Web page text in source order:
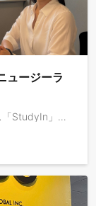
ュージーラ
■求人概要 国内No.1の海外教育旅行サービス「StudyIn」で活躍するニュージーランド拠点の立ち上げ責任者候補、もしくは拠点メンバーを募集します。 動画メディアを共通基盤として海外事業を急成長させている株式会社ブルードは、取扱高を三桁億から四桁億へスケールするフェーズにいます。自己資本経営、取扱高約三桁億、営業利益一桁億、日本最大級の教育旅行サービスを運営しており、これから世界で教育旅行サービスの垂直統合モデルを実現し、世界で最も人々のライフチェンジをサポートする企業になりたいと考えています。 ■業務イメージ 海外教育旅行サービスのニュージーランド拠点立ち上げと現地での事業開発を担当いただきます。 ■求人概要 現在、教育旅行サービスでは、留学前・中・後で一気通貫のサービス提供を強固にすべく、留学中に当たる海外拠点の立ち上げを積極的に行っています。現地では、顧客を直接サポートするサービスや、仕事、住まい、コミュニティ、ビザ、移住などのサポートのみならず、現地顧客に特化した留学AXサービスの立ち上げ、学校法人に向けた新しい教育体験プログラムの開発を現地の教育機関と協業で行います。 ニュージーランドでの事業開発、事業企画、組織構築、組織マネジメントなど、事業をスケールさせる上で必要な業務を任せ、非連続な成長を推進していただきます。 ■仕事イメージ - 現地でのカスタマーサポート機能を構築 - 仕事、住まい、ビザ、移住サポートサービスの開発 - 現地にて教育旅行サービスの立ち上げ - 教育体験プログラムの開発 - 組織構築、マネジメント ■顧客のイメージ 対象顧客は、大別して二つのカテゴリーに分類されます。一つは、日本からニュージーランドに留学、または研修をする個人・企業・学校団体の顧客です。現地での仕事や住まいや移住のためのサービス提供を行います。 二つは、すでに現地で留学中の日本人と外国人の顧客です。現地での転校や引っ越し、仕事や移住のためのサービス提供を行います。 拠点責任者とメンバーで議論をしながらPDCAを回し、事業開発を推進いただきます。 ■期待する役割 ニュージーランド拠点の立ち上げと事業開発をお任せたいたします。事業責任者もしくはメンバーとして、顧客ニーズを策定し、各サービスの開発、サービス提供の推進、業績につながる成果の創出を行っていただきます。 サービス立ち上げ後は、現地採用から組織構築、マネジメントまで、事業開発と組織開発をどちらも推進していただきます。